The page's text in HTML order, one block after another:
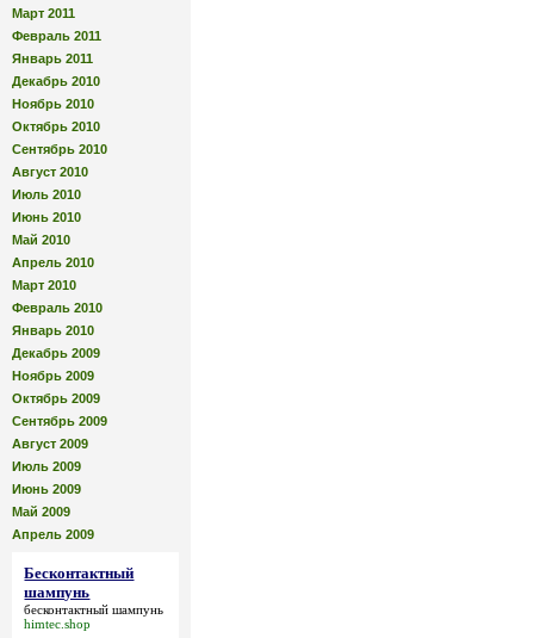
Март 2011
Февраль 2011
Январь 2011
Декабрь 2010
Ноябрь 2010
Октябрь 2010
Сентябрь 2010
Август 2010
Июль 2010
Июнь 2010
Май 2010
Апрель 2010
Март 2010
Февраль 2010
Январь 2010
Декабрь 2009
Ноябрь 2009
Октябрь 2009
Сентябрь 2009
Август 2009
Июль 2009
Июнь 2009
Май 2009
Апрель 2009
Бесконтактный
шампунь
бесконтактный шампунь
himtec.shop